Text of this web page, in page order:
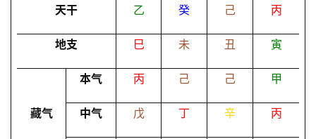
登录 注册
天干 乙 癸 己 丙
地支 巳 未 丑 寅
本气 丙 己 己 甲
藏气 中气 戊 丁 辛 丙